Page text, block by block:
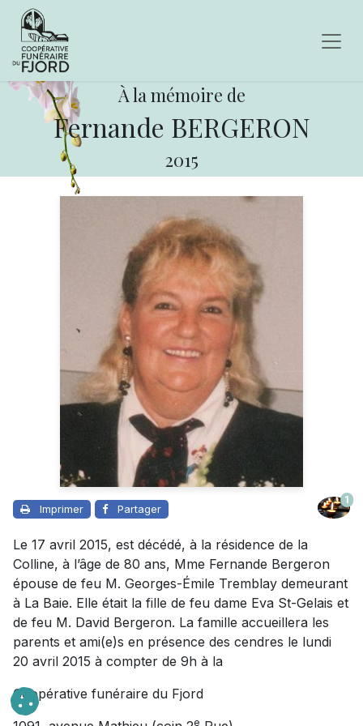
À la mémoire de
Fernande BERGERON
2015
Imprimer Partager
1
Le 17 avril 2015, est décédé, à la résidence de la
Colline, à l’âge de 80 ans, Mme Fernande Bergeron
épouse de feu M. Georges-Émile Tremblay demeurant
à La Baie. Elle était la fille de feu dame Eva St-Gelais et
de feu M. David Bergeron. La famille accueillera les
parents et ami(e)s en présence des cendres le lundi
20 avril 2015 à compter de 9h à la
Coopérative funéraire du Fjord
e